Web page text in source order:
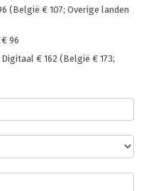
landen
96
€ 162 (België € 173;